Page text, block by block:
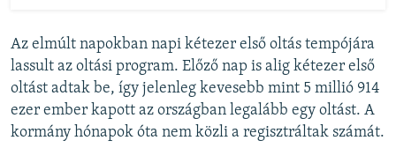
Az elmúlt napokban napi kétezer első oltás tempójára
lassult az oltási program. Előző nap is alig kétezer első
oltást adtak be, így jelenleg kevesebb mint 5 millió 914
ezer ember kapott az országban legalább egy oltást. A
kormány hónapok óta nem közli a regisztráltak számát.